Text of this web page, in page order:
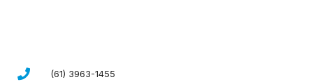
(61) 3963-1455